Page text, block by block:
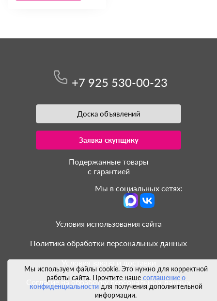
Мы используем файлы cookie. Это нужно для корректной
работы сайта. Прочтите наше соглашение о
конфиденциальностидля получения дополнительной
информации.
+7 925 530-00-23
Доска объявлений
Заявка скупщику
Подержанные товары
с гарантией
Мы в социальных сетях:
Условия использования сайта
Политика обработки персональных данных
Условия заказа и доставки
Согласие на обработку персональных данных